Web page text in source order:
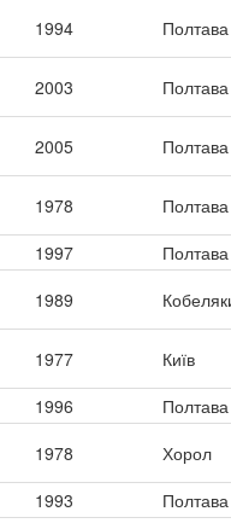
1994 Полтава
2003 Полтава
2005 Полтава
1978
Полтава
1997
Полтава
1989
1977
Київ
1996
Полтава
1978
Хорол
1993
Полтава